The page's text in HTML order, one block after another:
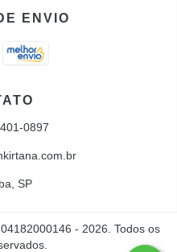
ENVIO
0897
SP
- 2026. Todos os